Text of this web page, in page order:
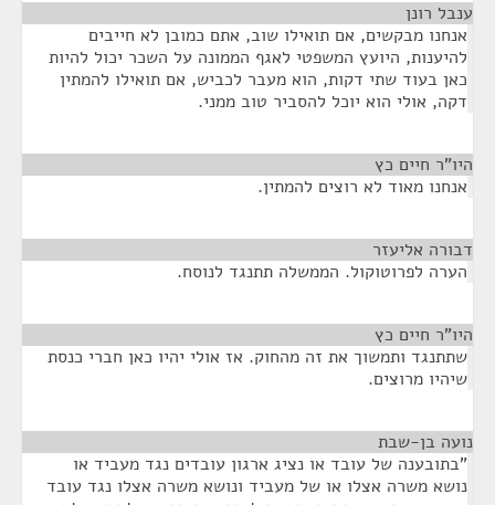
ענבל רונן
אנחנו מבקשים, אם תואילו שוב, אתם כמובן לא חייבים
להיענות, היועץ המשפטי לאגף הממונה על השכר יכול להיות
כאן בעוד שתי דקות, הוא מעבר לכביש, אם תואילו להמתין
דקה, אולי הוא יוכל להסביר טוב ממני.
היו"ר חיים כץ
אנחנו מאוד לא רוצים להמתין.
דבורה אליעזר
הערה לפרוטוקול. הממשלה תתנגד לנוסח.
היו"ר חיים כץ
שתתנגד ותמשוך את זה מהחוק. אז אולי יהיו כאן חברי כנסת
שיהיו מרוצים.
נועה בן-שבת
"בתובענה של עובד או נציג ארגון עובדים נגד מעביד או
נושא משרה אצלו או של מעביד ונושא משרה אצלו נגד עובד